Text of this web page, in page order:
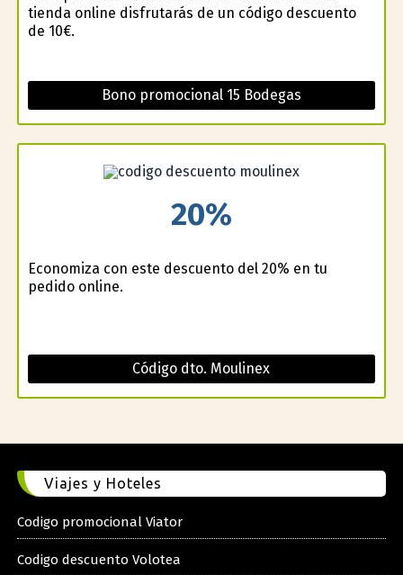
tienda online disfrutarás de un código descuento
de 10€.
Bono promocional 15 Bodegas
20%
Economiza con este descuento del 20% en tu
pedido online.
Código dto. Moulinex
Viajes y Hoteles
Codigo promocional Viator
Codigo descuento Volotea